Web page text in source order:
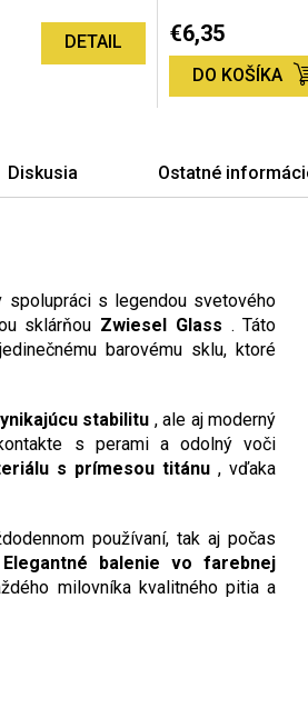
DETAIL €6,35
DO KOŠÍKA
Diskusia Ostatné
s legendou svetového
sklárňou Zwiesel Glass . Táto
barovému sklu, ktoré
stabilitu , ale aj moderný
s perami a odolný voči
s prímesou titánu , vďaka
používaní, tak aj počas
Elegantné balenie vo farebnej
milovníka kvalitného pitia a